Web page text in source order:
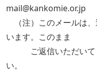
mail@kankomie.or.jp
（注）このメールは
います。このまま
ご返信いただいても
い。